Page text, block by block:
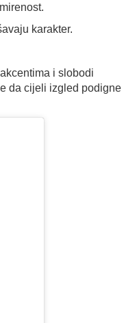
karakter.
i slobodi
da cijeli izgled podigne